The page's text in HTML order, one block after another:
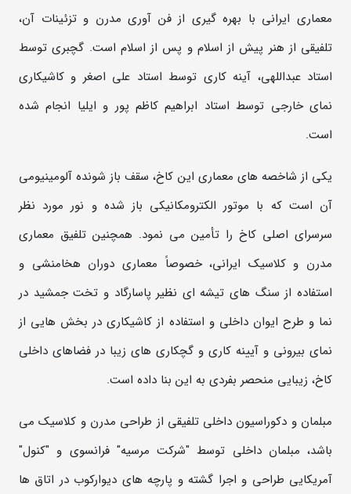
معماري ايرانی با بهره گيري از فن آوري مدرن و تزئينات آن،
تلفيقي از هنر پيش از اسلام و پس از اسلام است. گچبري توسط
استاد عبداللهی، آينه کاری توسط استاد علي اصغر و کاشيکاري
نماي خارجي توسط استاد ابراهيم کاظم پور و ايليا انجام شده
است.
یکی از شاخصه های معماری این کاخ، سقف باز شونده آلومینیومی
آن است که با موتور الکترومکانیکی باز شده و نور مورد نظر
سرسرای اصلی کاخ را تأمین می نمود. همچنین تلفیق معماری
مدرن و کلاسیک ایرانی، خصوصاً معماری دوران هخامنشی و
استفاده از سنگ های تیشه ای نظیر پاسارگاد و تخت جمشید در
نما و طرح ایوان داخلی و استفاده از کاشیکاری در بخش هایی از
نمای بیرونی و آیینه کاری و گچکاری های زیبا در فضاهای داخلی
کاخ، زیبایی منحصر بفردی به این بنا داده است.
مبلمان و دکوراسيون داخلی تلفیقی از طراحی مدرن و کلاسیک می
باشد، مبلمان داخلي توسط "شرکت مرسیه" فرانسوی و "کنول"
آمریکایی طراحي و اجرا گشته و پارچه های دیوارکوب در اتاق ها